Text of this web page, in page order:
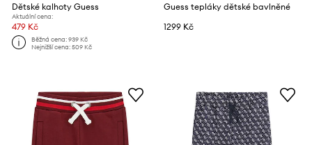
Dětské kalhoty Guess
Aktuální cena:
479 Kč
Běžná cena:939 Kč
Nejnižší cena:509 Kč
Guess tepláky dětské bavlněné
1299 Kč